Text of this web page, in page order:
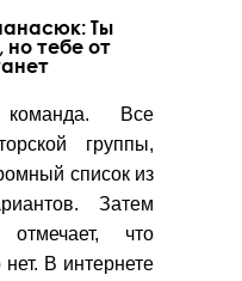
Ты
тебе от
Все
группы,
список из
Затем
отмечает, что
В интернете